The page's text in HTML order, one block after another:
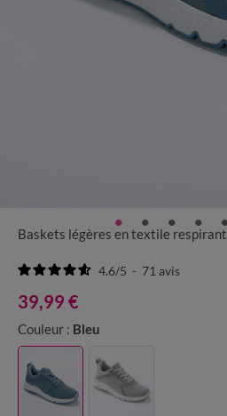
Baskets légères en textile respirant
4.6/5 - 71 avis
39,99 €
Couleur : Bleu